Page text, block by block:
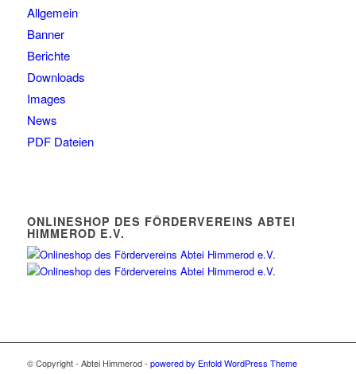
Allgemein
Banner
Berichte
Downloads
Images
News
PDF Dateien
ONLINESHOP DES FÖRDERVEREINS ABTEI
HIMMEROD E.V.
© Copyright - Abtei Himmerod - powered by Enfold WordPress Theme